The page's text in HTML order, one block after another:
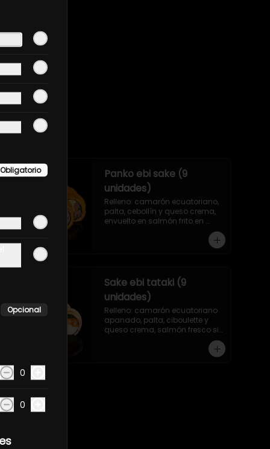
Panko ebi sake (9
unidades)
Relleno: camarón ecuatoriano,
palta, cebollín y queso crema,
envuelto en salmón frito en
Sake ebi tataki (9
unidades)
Relleno: camarón ecuatoriano
apanado, palta, ciboulette y
queso crema, salmón fresco sin
Obligatorio
Opcional
0
0